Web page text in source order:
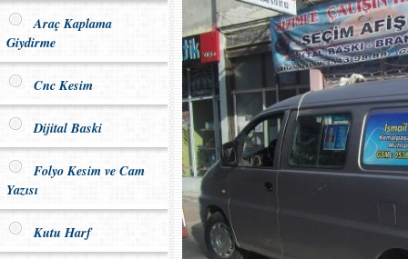
Araç Kaplama
Giydirme
Cnc Kesim
Dijital Baski
Folyo Kesim ve Cam
Yazısı
Kutu Harf